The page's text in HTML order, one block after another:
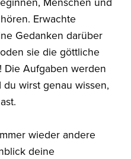
Menschen und
Erwachte
Gedanken darüber
sie die göttliche
Die Aufgaben werden
du wirst genau wissen,
wieder andere
deine